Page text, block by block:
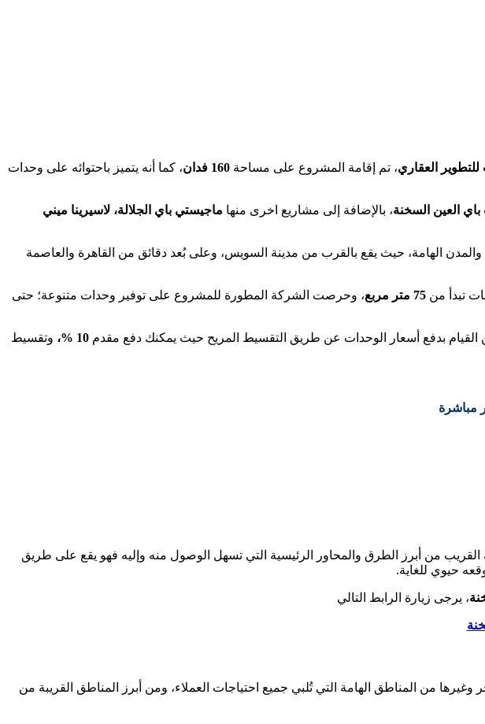
العقاري، تم إقامة المشروع على مساحة 160 فدان
، كما أنه يتميز باحتوائه على وحدات
العين السخنة، بالإضافة إلى مشاريع اخرى منها ماجيستي باي الجلالة، لاسيرينا ميني
الهامة، حيث يقع بالقرب من مدينة السويس، وعلى بُعد دقائق من القاهرة والعاصمة
تبدأ من 75 متر مربع
، وحرصت الشركة المطورة للمشروع على توفير وحدات متنوعة؛ حتى
القيام بدفع أسعار الوحدات عن طريق التقسيط المريح حيث يمكنك دفع مقدم 10 %،
وتقسيط
مباشرة
المشروع بموقعه القريب من أبرز الطرق والمحاور الرئيسية التي تسهل الوصول منه وإليه فهو يقع على طريق
حيوي للغاية.
، يرجى زيارة الرابط التالي
من المناطق الهامة التي تُلبي جميع احتياجات العملاء، ومن أبرز المناطق القريبة من